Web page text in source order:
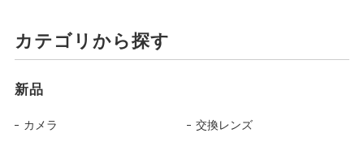
カテゴリから探す
新品
カメラ 交換レンズ